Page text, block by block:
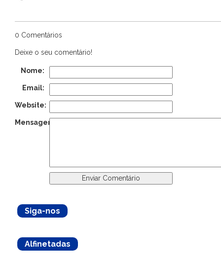
0 Comentários
Deixe o seu comentário!
Nome:
Email:
Website:
Mensagem:
Siga-nos
Alfinetadas